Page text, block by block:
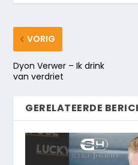
VORIG
Dyon Verwer – Ik drink
van verdriet
GERELATEERDE